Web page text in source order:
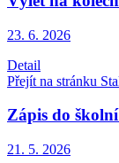
23. 6. 2026
Detail
Přejít na stránku
Zápis do
21. 5. 2026